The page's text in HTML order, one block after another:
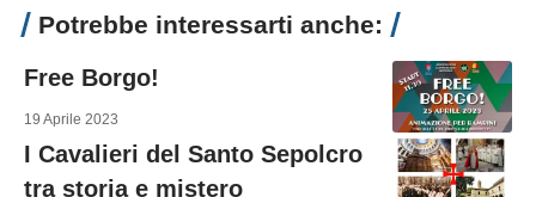
Potrebbe interessarti anche:
Free Borgo!
19 Aprile 2023
I Cavalieri del Santo Sepolcro
tra storia e mistero